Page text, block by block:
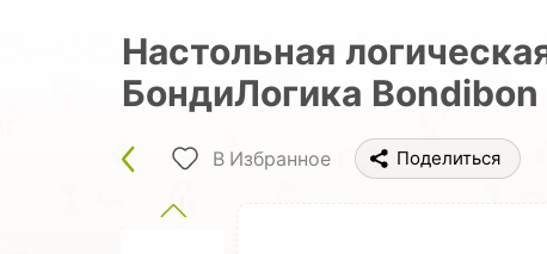
Настольная
БондиЛогика
В Избранное Поделиться